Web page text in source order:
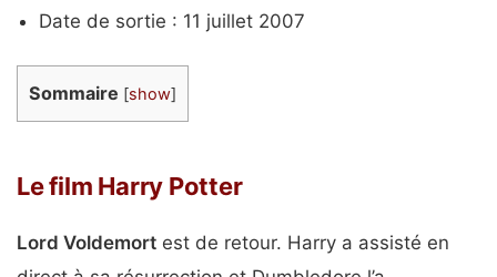
Date de sortie : 11 juillet 2007
Sommaire [show]
Le film Harry Potter
Lord Voldemort est de retour. Harry a assisté en